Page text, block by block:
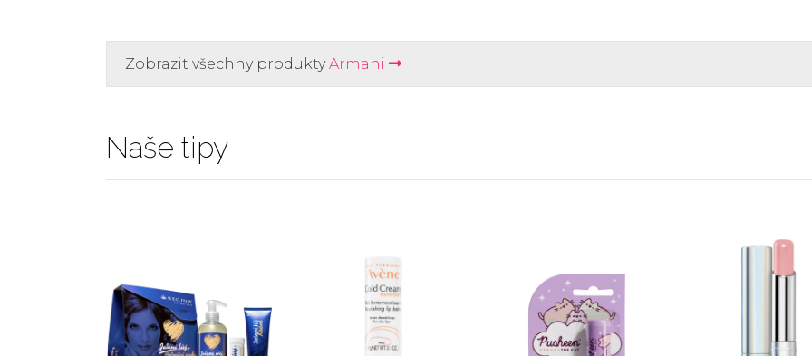
Zobrazit všechny produktyArmani
Naše tipy